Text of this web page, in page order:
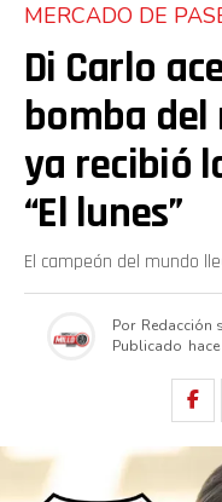
MERCADO DE
Di Carlo
bomba del
ya recibió
“El lunes”
El campeón del mundo
Por Redacción
Publicado